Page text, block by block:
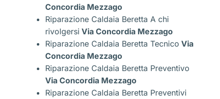
Concordia Mezzago
Riparazione Caldaia Beretta A chi
rivolgersi Via Concordia Mezzago
Riparazione Caldaia Beretta Tecnico Via
Concordia Mezzago
Riparazione Caldaia Beretta Preventivo
Via Concordia Mezzago
Riparazione Caldaia Beretta Preventivi